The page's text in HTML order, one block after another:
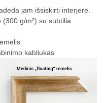
jam išsiskirti interjere.
g/m²) su subtilia
kabliukas